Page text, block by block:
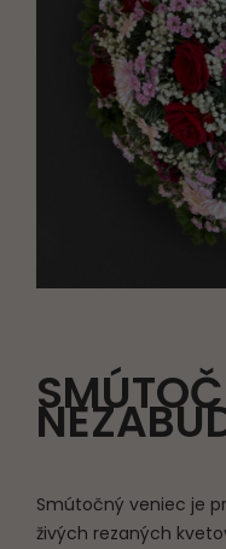
Smútočný veniec je
živých rezaných